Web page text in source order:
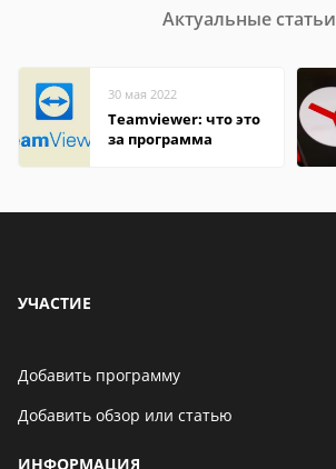
Актуальные статьи
30 мая 2022
Teamviewer: что это
за программа
УЧАСТИЕ
Добавить программу
Добавить обзор или статью
ИНФОРМАЦИЯ